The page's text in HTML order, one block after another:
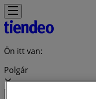
Ön itt van:
Polgár